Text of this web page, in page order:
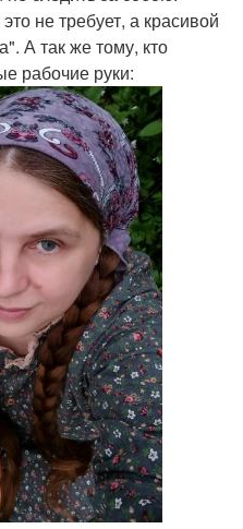
не требует, а красивой
А так же тому, кто
рабочие руки: